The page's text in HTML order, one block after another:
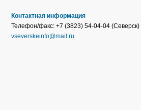
Контактная информация
Телефон/факс: +7 (3823) 54-04-04 (Северск)
vseverskeinfo@mail.ru